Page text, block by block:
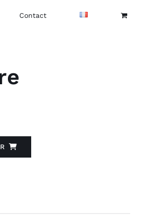
Contact